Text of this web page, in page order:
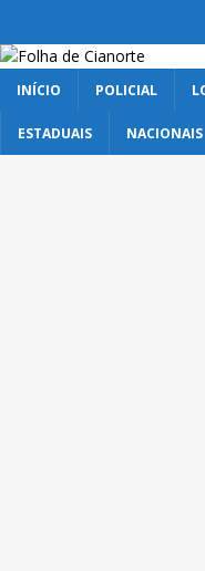
INÍCIO POLICIAL
ESTADUAIS NACIONAIS